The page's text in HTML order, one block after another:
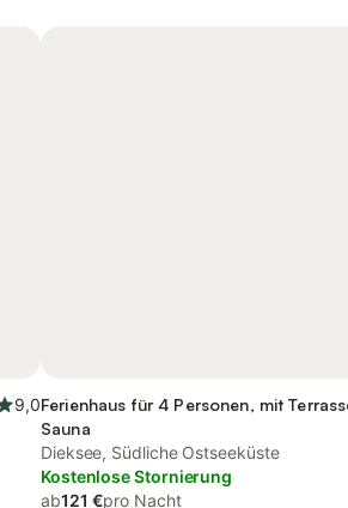
9,0Ferienhaus für 4 Personen, mit
Sauna
Dieksee, Südliche Ostseeküste
Kostenlose Stornierung
ab121 €pro Nacht